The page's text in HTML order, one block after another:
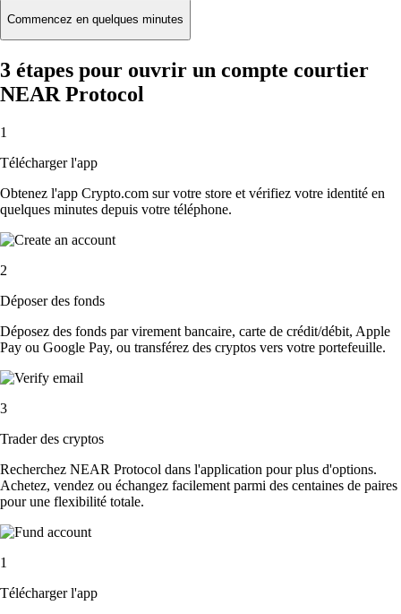
Commencez en quelques minutes
3 étapes pour ouvrir un compte courtier
NEAR Protocol
1
Télécharger l'app
Obtenez l'app Crypto.com sur votre store et vérifiez votre identité en
quelques minutes depuis votre téléphone.
2
Déposer des fonds
Déposez des fonds par virement bancaire, carte de crédit/débit, Apple
Pay ou Google Pay, ou transférez des cryptos vers votre portefeuille.
3
Trader des cryptos
Recherchez NEAR Protocol dans l'application pour plus d'options.
Achetez, vendez ou échangez facilement parmi des centaines de paires
pour une flexibilité totale.
1
Télécharger l'app